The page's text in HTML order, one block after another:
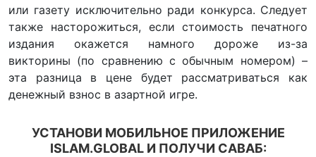
или газету исключительно ради конкурса. Следует
также насторожиться, если стоимость печатного
издания окажется намного дороже из-за
викторины (по сравнению с обычным номером) –
эта разница в цене будет рассматриваться как
денежный взнос в азартной игре.
УСТАНОВИ МОБИЛЬНОЕ ПРИЛОЖЕНИЕ
ISLAM.GLOBAL И ПОЛУЧИ САВАБ: